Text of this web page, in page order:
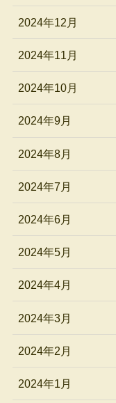
2024年12月
2024年11月
2024年10月
2024年9月
2024年8月
2024年7月
2024年6月
2024年5月
2024年4月
2024年3月
2024年2月
2024年1月